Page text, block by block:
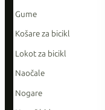
Gume
Košare za bicikl
Lokot za bicikl
Naočale
Nogare